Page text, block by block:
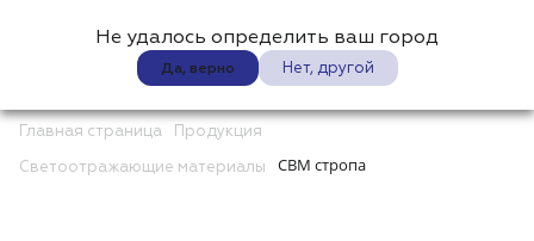
Не удалось определить ваш город
Да, верно Нет, другой
Главная страница
Продукция
Светоотражающие материалы
СВМ стропа